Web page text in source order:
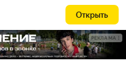
Открыть
РЕКЛАМА